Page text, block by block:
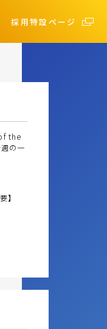
採用特設ページ
the
の一
】